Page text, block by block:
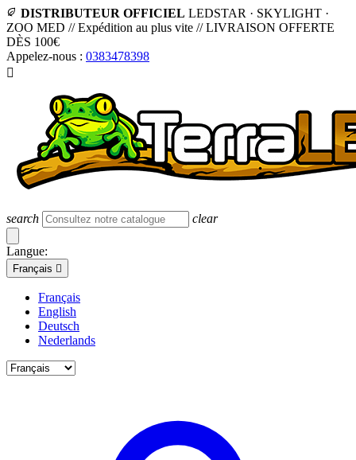
DISTRIBUTEUR OFFICIEL LEDSTAR · SKYLIGHT ·
ZOO MED // Expédition au plus vite // LIVRAISON OFFERTE
DÈS 100€
Appelez-nous : 0383478398

search clear
Langue:
Français 
Français
English
Deutsch
Nederlands